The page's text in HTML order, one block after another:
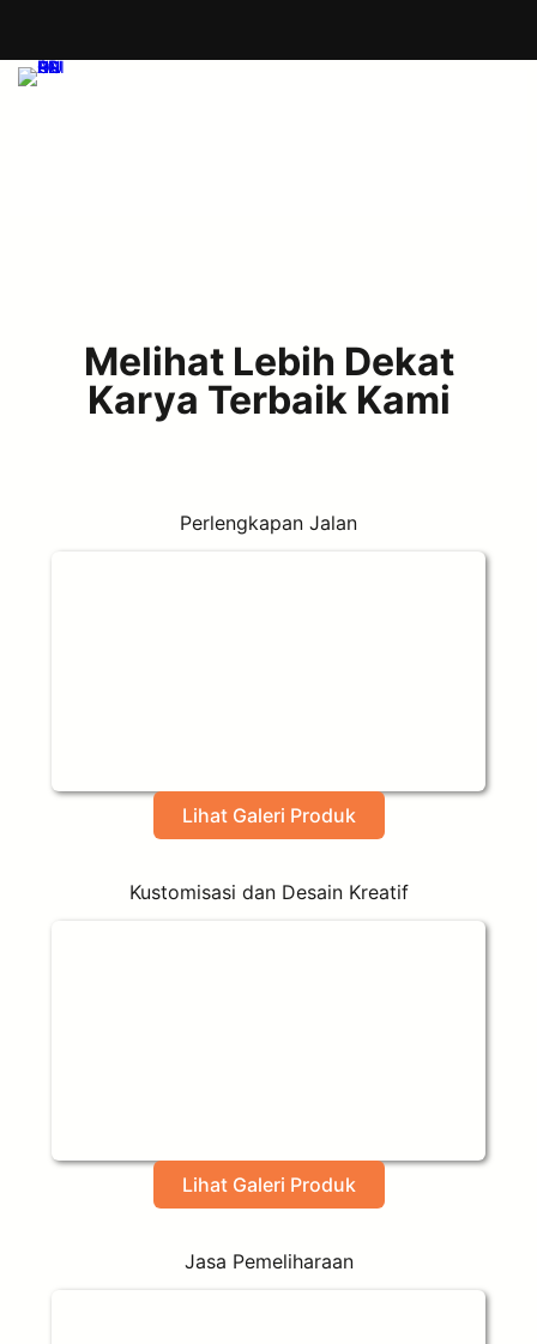
Melihat Lebih Dekat
Karya Terbaik Kami
Perlengkapan Jalan
Lihat Galeri Produk
Kustomisasi dan Desain Kreatif
Lihat Galeri Produk
Jasa Pemeliharaan